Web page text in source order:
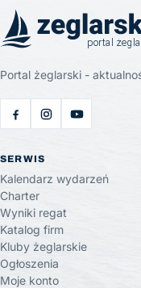
Portal żeglarski -
SERWIS
Kalendarz wydarzeń
Charter
Wyniki regat
Katalog firm
Kluby żeglarskie
Ogłoszenia
Moje konto